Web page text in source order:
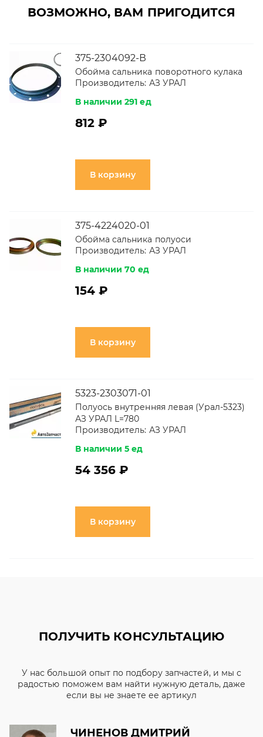
ВОЗМОЖНО, ВАМ ПРИГОДИТСЯ
375-2304092-В
Обойма сальника поворотного кулака
Производитель: АЗ УРАЛ
В наличии 291 ед
812 ₽
В корзину
375-4224020-01
Обойма сальника полуоси
Производитель: АЗ УРАЛ
В наличии 70 ед
154 ₽
В корзину
5323-2303071-01
Полуось внутренняя левая (Урал-5323)
АЗ УРАЛ L=780
Производитель: АЗ УРАЛ
В наличии 5 ед
54 356 ₽
В корзину
ПОЛУЧИТЬ КОНСУЛЬТАЦИЮ
У нас большой опыт по подбору запчастей, и мы с
радостью поможем вам найти нужную деталь, даже
если вы не знаете ее артикул
ЧИНЕНОВ ДМИТРИЙ